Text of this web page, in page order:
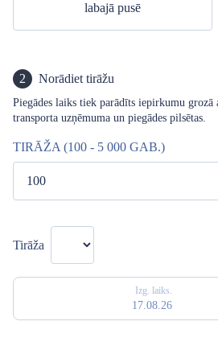
labajā pusē
2 Norādiet tirāžu
Piegādes laiks tiek parādīts iepirkumu grozā
transporta uzņēmuma un piegādes pilsētas.
TIRĀŽA (100 - 5 000 GAB.)
Tirāža
Izg. laiks.
17.08.26